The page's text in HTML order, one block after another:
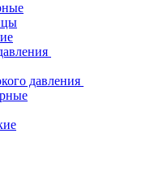
давления